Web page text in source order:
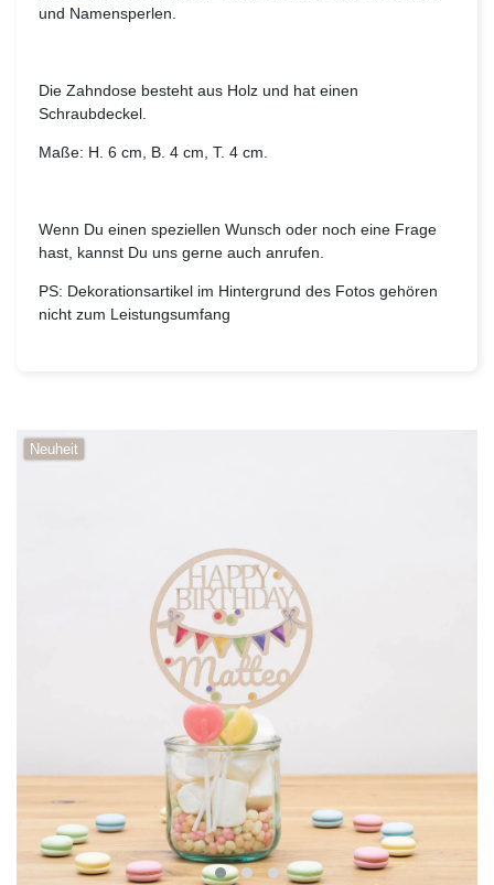
und Namensperlen.
Die Zahndose besteht aus Holz und hat einen
Schraubdeckel.
Maße: H. 6 cm, B. 4 cm, T. 4 cm.
Wenn Du einen speziellen Wunsch oder noch eine Frage
hast, kannst Du uns gerne auch anrufen.
PS: Dekorationsartikel im Hintergrund des Fotos gehören
nicht zum Leistungsumfang
Neuheit